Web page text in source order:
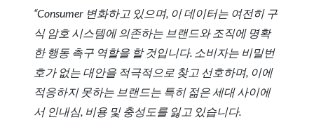
“Consumer 변화하고 있으며, 이 데이터는 여전히 구
식 암호 시스템에 의존하는 브랜드와 조직에 명확
한 행동 촉구 역할을 할 것입니다. 소비자는 비밀번
호가 없는 대안을 적극적으로 찾고 선호하며, 이에
적응하지 못하는 브랜드는 특히 젊은 세대 사이에
서 인내심, 비용 및 충성도를 잃고 있습니다.